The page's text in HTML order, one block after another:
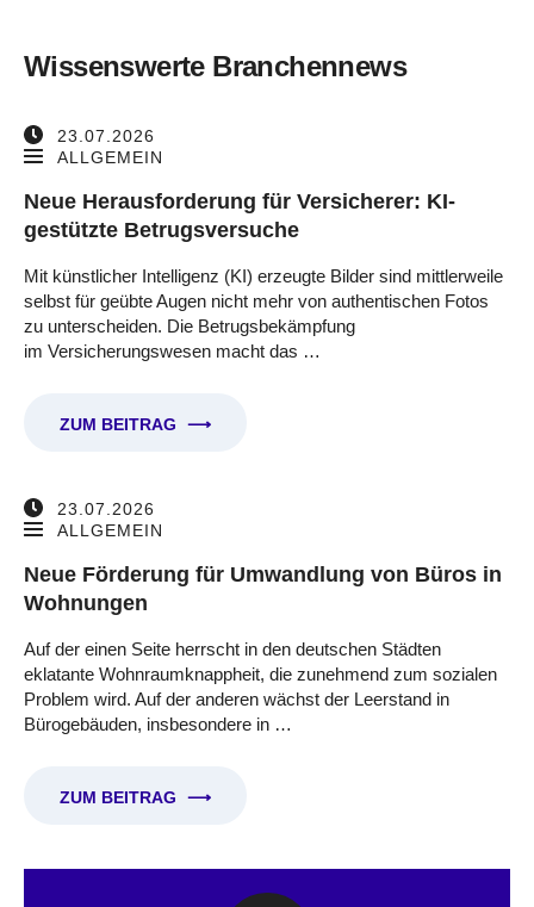
Wissenswerte Branchennews
23.07.2026
ALLGEMEIN
Neue Herausforderung für Versicherer: KI-
gestützte Betrugsversuche
Mit künstlicher Intelligenz (KI) erzeugte Bilder sind mittlerweile
selbst für geübte Augen nicht mehr von authentischen Fotos
zu unterscheiden. Die Betrugsbekämpfung
im Versicherungswesen macht das …
ZUM BEITRAG ⟶
23.07.2026
ALLGEMEIN
Neue Förderung für Umwandlung von Büros in
Wohnungen
Auf der einen Seite herrscht in den deutschen Städten
eklatante Wohnraumknappheit, die zunehmend zum sozialen
Problem wird. Auf der anderen wächst der Leerstand in
Bürogebäuden, insbesondere in …
ZUM BEITRAG ⟶